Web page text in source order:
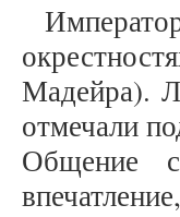
Мадейра).
отмечали
Общение